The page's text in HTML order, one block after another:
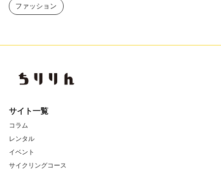
ファッション
サイト一覧
コラム
レンタル
イベント
サイクリングコース